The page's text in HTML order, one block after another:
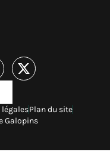
Plan du site
Galopins